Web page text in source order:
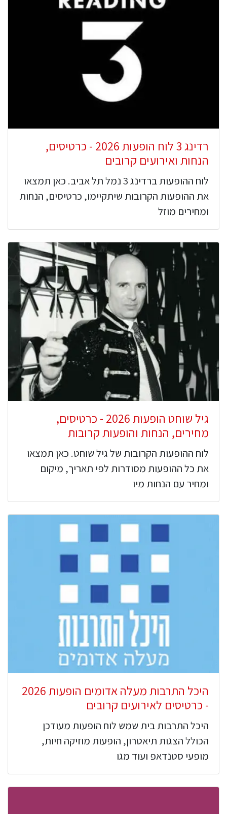
רדינג 3 לוח הופעות 2026 - כרטיסים,
הנחות ואירועים קרובים
לוח ההופעות ברדינג 3 נמל תל אביב. כאן תמצאו
את ההופעות הקרובות שיתקיימו, כרטיסים, הנחות
ומחירים מוזל
גיל שוחט הופעות 2026 - כרטיסים,
מחירים, הנחות והופעות קרובות
לוח ההופעות הקרובות של גיל שוחט. כאן תמצאו
את כל ההופעות מסודרות לפי תאריך, מיקום
ומחיר עם הנחות מיו
היכל התרבות מעלה אדומים הופעות 2026
- כרטיסים לאירועים קרובים
היכל התרבות בית שמש לוח הופעות מעודכן
הכולל הצגות תיאטרון, הופעות מוזיקה חיות,
מופעי סטנדאפ ועוד מגו